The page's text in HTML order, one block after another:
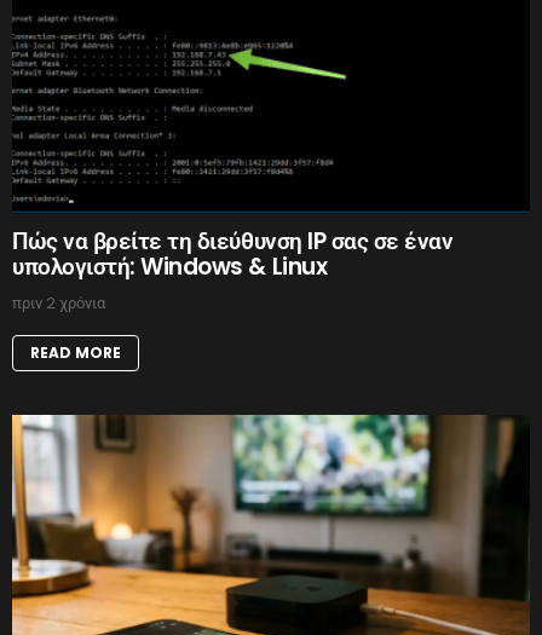
Πώς να βρείτε τη διεύθυνση IP σας σε έναν
υπολογιστή: Windows & Linux
πριν 2 χρόνια
READ MORE